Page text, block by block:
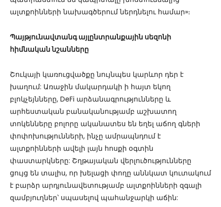
ալտքոինների նախագծերում ներդնելու համար»։
Պայթյունավտանգ այլընտրանքային սեզոնի
հիմնական նշանները
Շուկայի կառուցվածքը նույնպես կարևոր դեր է
խաղում: Առաջին մակարդակի ի հայտ եկող
բլոկչեյնները, DeFi արձանագրությունները և
արհեստական բանականությամբ աշխատող
տոկենները բոլորը ականատես են եղել աճող գների
փոփոխությունների, ինչը ամրապնդում է
ալտքոինների ավելի լայն հոսքի օգտին
փաստարկները: Շղթայական վերլուծությունները
ցույց են տալիս, որ խելացի փողը աննկատ կուտակում
է բարձր արդյունավետությամբ ալտքոինների զգալի
զամբյուղներ՝ սպասելով պահանջարկի աճին: